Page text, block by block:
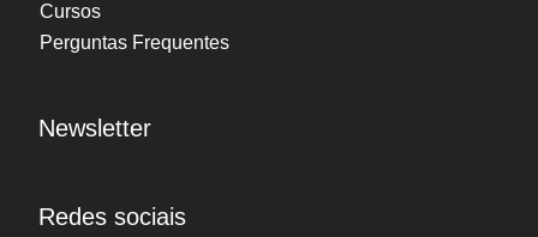
INDUSTRIAL
PROFISSIONALIZANTE –
AUXILIAR EM
Cursos
Perguntas Frequentes
Newsletter
Redes sociais